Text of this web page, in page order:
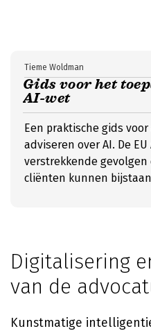
Gids voor het
AI-wet
Tieme Woldman
Een praktische gids
adviseren over AI. De
verstrekkende
cliënten kunnen
Digitalisering
van de
Kunstmatige